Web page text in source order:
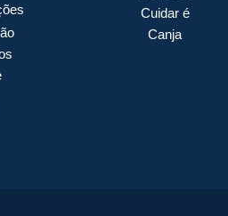
Cuidar é
Canja